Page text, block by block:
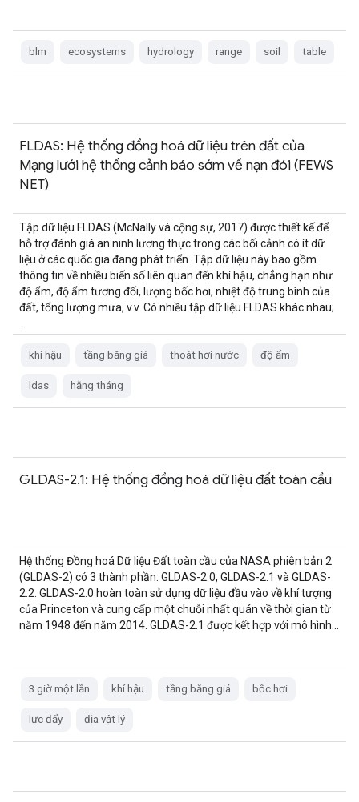
blm ecosystems hydrology range soil table
FLDAS: Hệ thống đồng hoá dữ liệu trên đất của
Mạng lưới hệ thống cảnh báo sớm về nạn đói (FEWS
NET)
Tập dữ liệu FLDAS (McNally và cộng sự, 2017) được thiết kế để
hỗ trợ đánh giá an ninh lương thực trong các bối cảnh có ít dữ
liệu ở các quốc gia đang phát triển. Tập dữ liệu này bao gồm
thông tin về nhiều biến số liên quan đến khí hậu, chẳng hạn như
độ ẩm, độ ẩm tương đối, lượng bốc hơi, nhiệt độ trung bình của
đất, tổng lượng mưa, v.v. Có nhiều tập dữ liệu FLDAS khác nhau;
khí hậu tầng băng giá thoát hơi nước độ ẩm
ldas hằng tháng
GLDAS-2.1: Hệ thống đồng hoá dữ liệu đất toàn cầu
Hệ thống Đồng hoá Dữ liệu Đất toàn cầu của NASA phiên bản 2
(GLDAS-2) có 3 thành phần: GLDAS-2.0, GLDAS-2.1 và GLDAS-
2.2. GLDAS-2.0 hoàn toàn sử dụng dữ liệu đầu vào về khí tượng
của Princeton và cung cấp một chuỗi nhất quán về thời gian từ
năm 1948 đến năm 2014. GLDAS-2.1 được kết hợp với mô hình…
3 giờ một lần khí hậu tầng băng giá bốc hơi
lực đẩy địa vật lý